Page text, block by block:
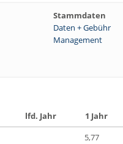
Stammdaten
Daten + Gebühr
Management
lfd. Jahr 1 Jahr
5,77